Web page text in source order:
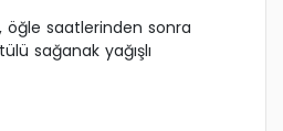
öğle saatlerinden sonra
sağanak yağışlı